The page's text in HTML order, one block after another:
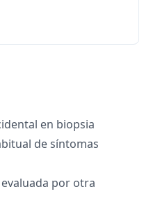
en biopsia
de síntomas
por otra